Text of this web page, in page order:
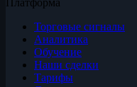
Платформа
Торговые сигналы
Аналитика
Обучение
Наши сделки
Тарифы